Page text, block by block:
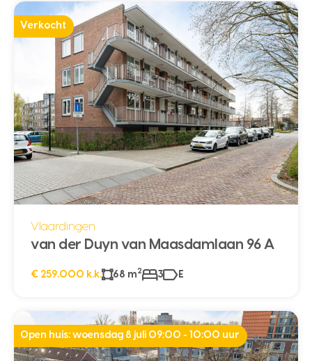
Verkocht
Vlaardingen
van der Duyn van Maasdamlaan 96 A
€ 259.000 k.k. 68 m2 3 E
Open huis: woensdag 8 juli 09:00 - 10:00 uur